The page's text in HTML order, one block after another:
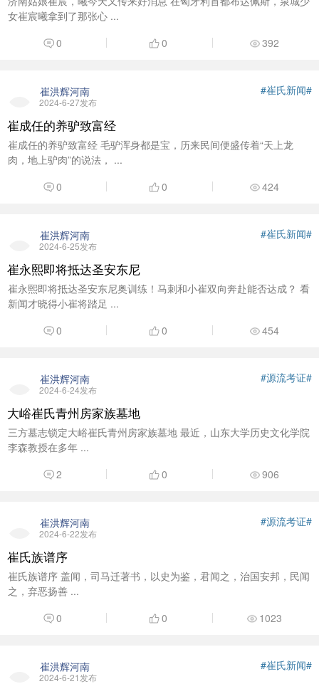
女崔宸曦拿到了那张心 ...
0
0 392
崔洪辉河南
2024-6-27发布
#崔氏新闻#
崔成任的养驴致富经
崔成任的养驴致富经 毛驴浑身都是宝，历来民间便盛传着“天上龙
肉，地上驴肉”的说法， ...
0
0 424
崔洪辉河南
2024-6-25发布
#崔氏新闻#
崔永熙即将抵达圣安东尼
崔永熙即将抵达圣安东尼奥训练！马刺和小崔双向奔赴能否达成？ 看
新闻才晓得小崔将踏足 ...
0
0 454
崔洪辉河南
2024-6-24发布
#源流考证#
大峪崔氏青州房家族墓地
三方墓志锁定大峪崔氏青州房家族墓地 最近，山东大学历史文化学院
李森教授在多年 ...
2
0 906
崔洪辉河南
2024-6-22发布
#源流考证#
崔氏族谱序
崔氏族谱序 盖闻，司马迁著书，以史为鉴，君闻之，治国安邦，民闻
之，弃恶扬善 ...
0
0 1023
崔洪辉河南
2024-6-21发布
#崔氏新闻#